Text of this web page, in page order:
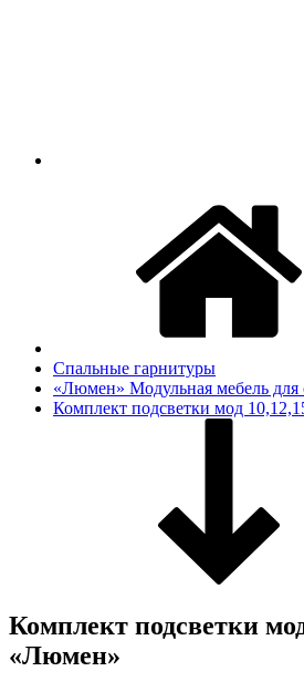
Спальные гарнитуры
«Люмен» Модульная мебель для
Комплект подсветки мод
Комплект подсветки
«Люмен»